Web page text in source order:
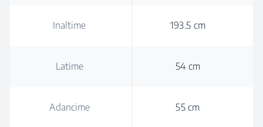
Inaltime 193.5 cm
Latime 54 cm
Adancime 55 cm